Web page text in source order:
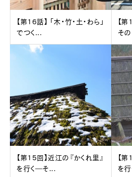
【第16話】 「木・竹・土・わら」
でつく...
【
そ
【第15回】近江の『かくれ里』
を行く―そ...
【
を